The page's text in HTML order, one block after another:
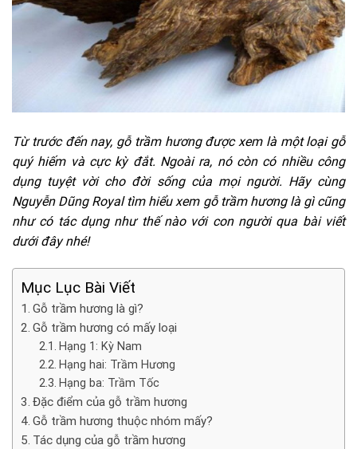
Từ trước đến nay, gỗ trầm hương được xem là một loại gỗ
quý hiếm và cực kỳ đắt. Ngoài ra, nó còn có nhiều công
dụng tuyệt vời cho đời sống của mọi người. Hãy cùng
Nguyễn Dũng Royal tìm hiểu xem gỗ trầm hương là gì cũng
như có tác dụng như thế nào với con người qua bài viết
dưới đây nhé!
Mục Lục Bài Viết
Gỗ trầm hương là gì?
Gỗ trầm hương có mấy loại
Hạng 1: Kỳ Nam
Hạng hai: Trầm Hương
Hạng ba: Trầm Tốc
Đặc điểm của gỗ trầm hương
Gỗ trầm hương thuộc nhóm mấy?
Tác dụng của gỗ trầm hương